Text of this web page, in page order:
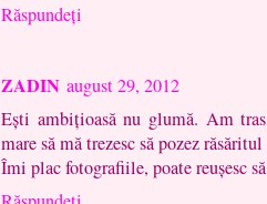
Răspundeți
ZADIN august 29, 2012
Eşti ambiţioasă nu glumă. Am
mare să mă trezesc să pozez
Îmi plac fotografiile, poate reuşesc